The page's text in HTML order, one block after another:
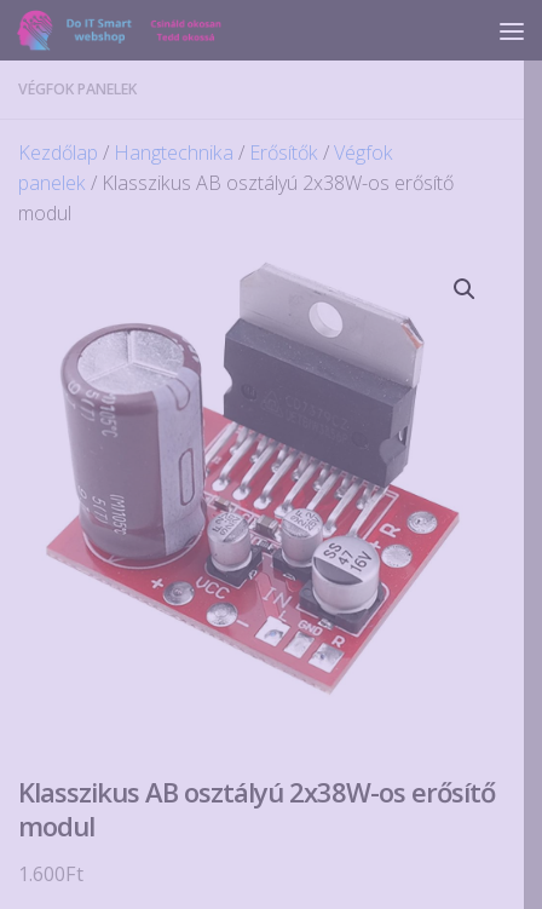
Skip to content
VÉGFOK PANELEK
Kezdőlap / Hangtechnika / Erősítők /Végfok
panelek / Klasszikus AB osztályú 2x38W-os erősítő
modul
Klasszikus AB osztályú 2x38W-os erősítő
modul
1.600Ft